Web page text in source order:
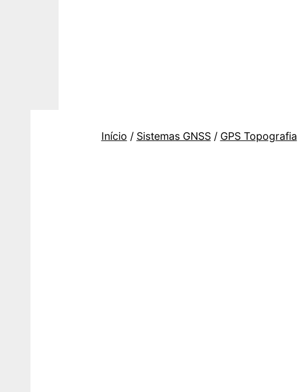
Início / Sistemas GNSS/ GPS Topografia